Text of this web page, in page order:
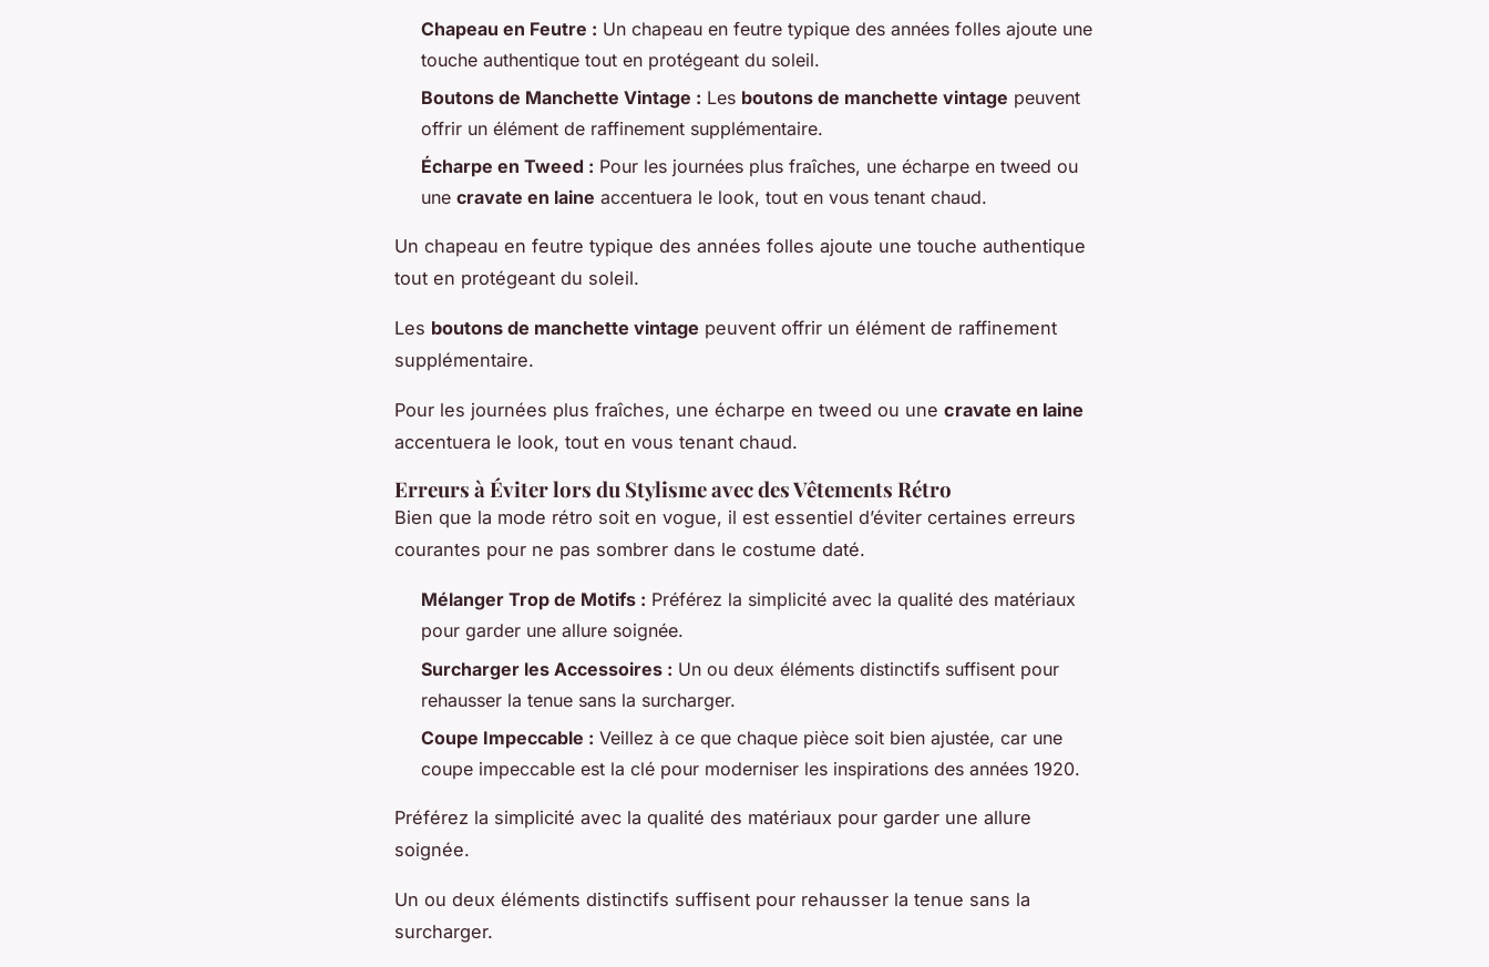
Chapeau en Feutre : Un chapeau en feutre typique des années folles ajoute une
touche authentique tout en protégeant du soleil.
Boutons de Manchette Vintage : Les boutons de manchette vintage peuvent
offrir un élément de raffinement supplémentaire.
Écharpe en Tweed : Pour les journées plus fraîches, une écharpe en tweed ou
une cravate en laine accentuera le look, tout en vous tenant chaud.
Un chapeau en feutre typique des années folles ajoute une touche authentique
tout en protégeant du soleil.
Les boutons de manchette vintage peuvent offrir un élément de raffinement
supplémentaire.
Pour les journées plus fraîches, une écharpe en tweed ou une cravate en laine
accentuera le look, tout en vous tenant chaud.
Erreurs à Éviter lors du Stylisme avec des Vêtements Rétro
Bien que la mode rétro soit en vogue, il est essentiel d’éviter certaines erreurs
courantes pour ne pas sombrer dans le costume daté.
Mélanger Trop de Motifs : Préférez la simplicité avec la qualité des matériaux
pour garder une allure soignée.
Surcharger les Accessoires : Un ou deux éléments distinctifs suffisent pour
rehausser la tenue sans la surcharger.
Coupe Impeccable : Veillez à ce que chaque pièce soit bien ajustée, car une
coupe impeccable est la clé pour moderniser les inspirations des années 1920.
Préférez la simplicité avec la qualité des matériaux pour garder une allure
soignée.
Un ou deux éléments distinctifs suffisent pour rehausser la tenue sans la
surcharger.